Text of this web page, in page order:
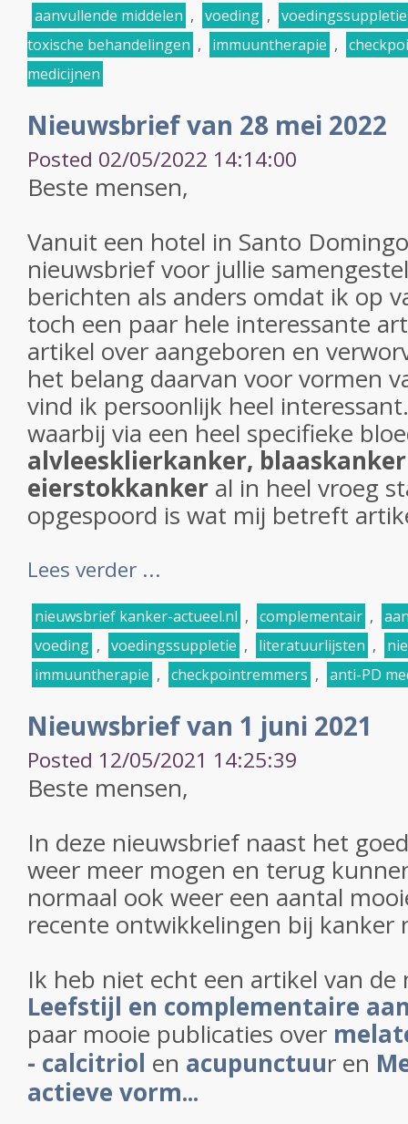
aanvullende middelen , voeding , voedingssuppletie
toxische behandelingen , immuuntherapie ,
medicijnen
Nieuwsbrief van 28 mei 2022
Posted 02/05/2022 14:14:00
Beste mensen,
Vanuit een hotel in Santo
nieuwsbrief voor jullie
berichten als anders omdat ik op
toch een paar hele interessante
artikel over aangeboren en
het belang daarvan voor vormen
vind ik persoonlijk heel
waarbij via een heel specifieke
alvleesklierkanker, blaaskanker
eierstokkanker al in heel vroeg
opgespoord is wat mij betreft
Lees verder ...
nieuwsbrief kanker-actueel.nl , complementair ,
voeding , voedingssuppletie , literatuurlijsten ,
immuuntherapie , checkpointremmers , anti-PD
Nieuwsbrief van 1 juni 2021
Posted 12/05/2021 14:25:39
Beste mensen,
In deze nieuwsbrief naast het
weer meer mogen en terug
normaal ook weer een aantal
recente ontwikkelingen bij kanker
Ik heb niet echt een artikel van de
Leefstijl en complementaire
paar mooie publicaties over
- calcitriol en acupunctuur en
actieve vorm...